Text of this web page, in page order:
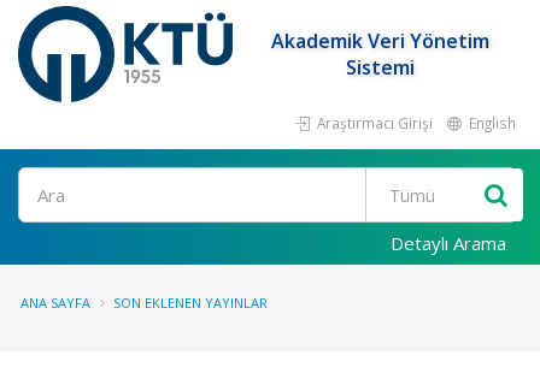
Akademik Veri Yönetim
Sistemi
Araştırmacı Girişi English
Ara
Detaylı Arama
ANA SAYFA SON EKLENEN YAYINLAR